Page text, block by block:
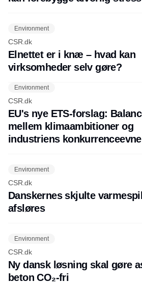
Environment
CSR.dk
Elnettet er i knæ – hvad kan
virksomheder selv gøre?
Environment
CSR.dk
EU's nye ETS-forslag:
mellem klimaambitioner og
industriens konkurrenceevne
Environment
CSR.dk
Danskernes skjulte
afsløres
Environment
CSR.dk
Ny dansk løsning skal gøre
beton CO₂-fri